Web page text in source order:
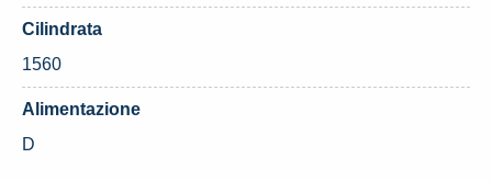
Cilindrata
1560
Alimentazione
D